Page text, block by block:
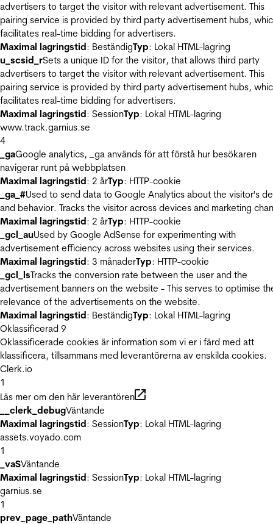
advertisers to target the visitor with relevant advertisement. This
pairing service is provided by third party advertisement hubs,
facilitates real-time bidding for advertisers.
Maximal lagringstid: BeständigTyp: Lokal HTML-lagring
u_scsid_rSets a unique ID for the visitor, that allows third party
advertisers to target the visitor with relevant advertisement. This
pairing service is provided by third party advertisement hubs,
facilitates real-time bidding for advertisers.
Maximal lagringstid: SessionTyp: Lokal HTML-lagring
www.track.garnius.se
4
_gaGoogle analytics, _ga används för att förstå hur besökaren
navigerar runt på webbplatsen
Maximal lagringstid: 2 årTyp: HTTP-cookie
_ga_#Used to send data to Google Analytics about the visitor's
and behavior. Tracks the visitor across devices and marketing
Maximal lagringstid: 2 årTyp: HTTP-cookie
_gcl_auUsed by Google AdSense for experimenting with
advertisement efficiency across websites using their services.
Maximal lagringstid: 3 månaderTyp: HTTP-cookie
_gcl_lsTracks the conversion rate between the user and the
advertisement banners on the website - This serves to optimise
relevance of the advertisements on the website.
Maximal lagringstid: BeständigTyp: Lokal HTML-lagring
Oklassificerad 9
Oklassificerade cookies är information som vi er i färd med att
klassificera, tillsammans med leverantörerna av enskilda cookies.
Clerk.io
1
Läs mer om den här leverantören
__clerk_debugVäntande
Maximal lagringstid: SessionTyp: Lokal HTML-lagring
assets.voyado.com
1
_vaSVäntande
Maximal lagringstid: SessionTyp: Lokal HTML-lagring
garnius.se
1
prev_page_pathVäntande